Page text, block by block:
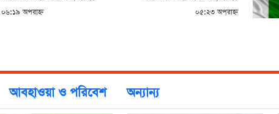
০৬:১৯ অপরাহ্ন
০৫:২৩ অপরাহ্ন
আবহাওয়া ও পরিবেশ অন্যান্য